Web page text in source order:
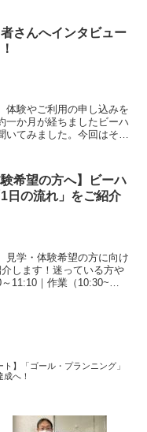
さんへインタビュー
体験やご利用の申し込みを
一か月が経ちましたビーハ
いてみました。今回はその
験希望の方へ】ビーハ
日の流れ」をご紹介
見学・体験希望の方に向け
します！迷っている方や
11:10｜作業（10:30~の
ト】「ゴール・プランニング」
へ！